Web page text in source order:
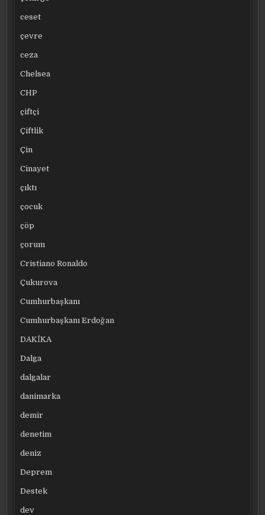
ceset
çevre
ceza
Chelsea
CHP
çiftçi
Çiftlik
Çin
Cinayet
çıktı
çocuk
çöp
çorum
Cristiano Ronaldo
Çukurova
Cumhurbaşkanı
Cumhurbaşkanı Erdoğan
DAKİKA
Dalga
dalgalar
danimarka
demir
denetim
deniz
Deprem
Destek
dev